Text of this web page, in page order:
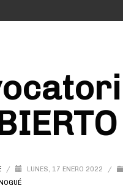
/ LUNES, 17 ENERO 2022 /